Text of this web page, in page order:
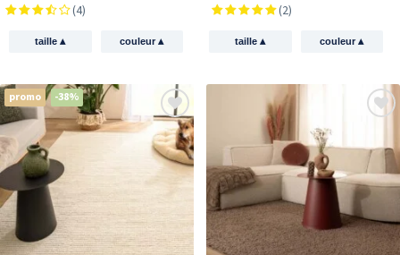
(4)
taille▴ couleur▴
(2)
taille▴ couleur▴
promo -38%